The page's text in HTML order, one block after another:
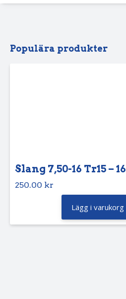
Populära produkter
Slang 7,50-16 Tr15 – 16
250.00 kr
Lägg i varukorg